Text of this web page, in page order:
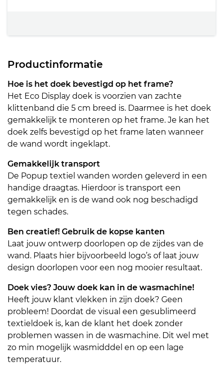
Productinformatie
Hoe is het doek bevestigd op het frame?
Het Eco Display doek is voorzien van zachte
klittenband die 5 cm breed is. Daarmee is het doek
gemakkelijk te monteren op het frame. Je kan het
doek zelfs bevestigd op het frame laten wanneer
de wand wordt ingeklapt.
Gemakkelijk transport
De Popup textiel wanden worden geleverd in een
handige draagtas. Hierdoor is transport een
gemakkelijk en is de wand ook nog beschadigd
tegen schades.
Ben creatief! Gebruik de kopse kanten
Laat jouw ontwerp doorlopen op de zijdes van de
wand. Plaats hier bijvoorbeeld logo’s of laat jouw
design doorlopen voor een nog mooier resultaat.
Doek vies? Jouw doek kan in de wasmachine!
Heeft jouw klant vlekken in zijn doek? Geen
probleem! Doordat de visual een gesublimeerd
textieldoek is, kan de klant het doek zonder
problemen wassen in de wasmachine. Dit wel met
zo min mogelijk wasmidddel en op een lage
temperatuur.